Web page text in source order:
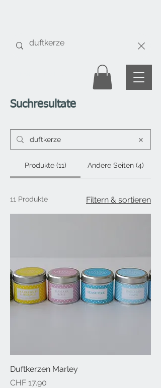
Suchresultate
Produkte (11) Andere Seiten (4)
11 Produkte Filtern & sortieren
Duftkerzen Marley
Preis
CHF 17.90